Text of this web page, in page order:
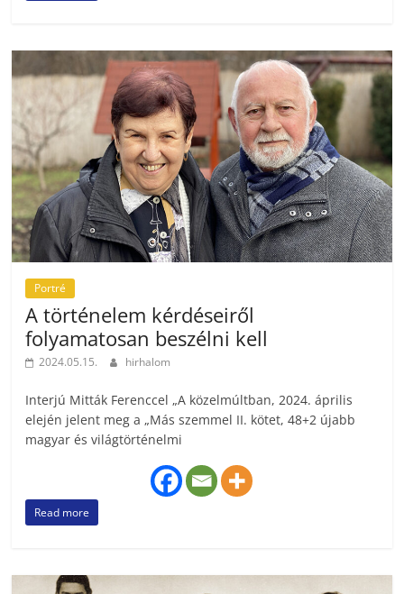
Portré
A történelem kérdéseiről
folyamatosan beszélni kell
2024.05.15. hirhalom
Interjú Mitták Ferenccel „A közelmúltban, 2024. április
elején jelent meg a „Más szemmel II. kötet, 48+2 újabb
magyar és világtörténelmi
Read more